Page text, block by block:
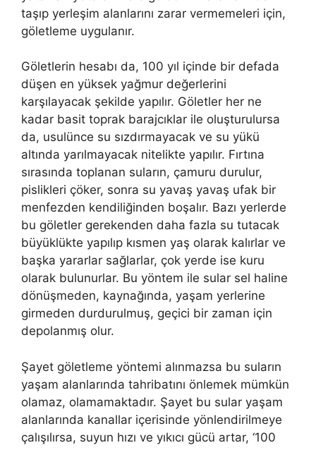
taşıp yerleşim alanlarını zarar vermemeleri için,
göletleme uygulanır.
Göletlerin hesabı da, 100 yıl içinde bir defada
düşen en yüksek yağmur değerlerini
karşılayacak şekilde yapılır. Göletler her ne
kadar basit toprak barajcıklar ile oluşturulursa
da, usulünce su sızdırmayacak ve su yükü
altında yarılmayacak nitelikte yapılır. Fırtına
sırasında toplanan suların, çamuru durulur,
pislikleri çöker, sonra su yavaş yavaş ufak bir
menfezden kendiliğinden boşalır. Bazı yerlerde
bu göletler gerekenden daha fazla su tutacak
büyüklükte yapılıp kısmen yaş olarak kalırlar ve
başka yararlar sağlarlar, çok yerde ise kuru
olarak bulunurlar. Bu yöntem ile sular sel haline
dönüşmeden, kaynağında, yaşam yerlerine
girmeden durdurulmuş, geçici bir zaman için
depolanmış olur.
Şayet göletleme yöntemi alınmazsa bu suların
yaşam alanlarında tahribatını önlemek mümkün
olamaz, olamamaktadır. Şayet bu sular yaşam
alanlarında kanallar içerisinde yönlendirilmeye
çalışılırsa, suyun hızı ve yıkıcı gücü artar, ‘100